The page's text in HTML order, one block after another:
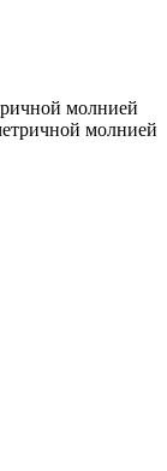
молнией